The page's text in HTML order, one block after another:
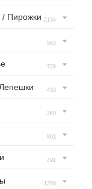
/ Пирожки 2134
563
728
433
260
801
491
1256